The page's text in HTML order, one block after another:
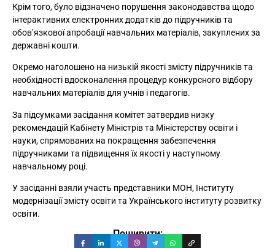
Крім того, було відзначено порушення законодавства щодо
інтерактивних електронних додатків до підручників та
обов’язкової апробації навчальних матеріалів, закуплених за
державні кошти.
Окремо наголошено на низькій якості змісту підручників та
необхідності вдосконалення процедур конкурсного відбору
навчальних матеріалів для учнів і педагогів.
За підсумками засідання комітет затвердив низку
рекомендацій Кабінету Міністрів та Міністерству освіти і
науки, спрямованих на покращення забезпечення
підручниками та підвищення їх якості у наступному
навчальному році.
У засіданні взяли участь представники МОН, Інституту
модернізації змісту освіти та Українського інституту розвитку
освіти.
Поширити: